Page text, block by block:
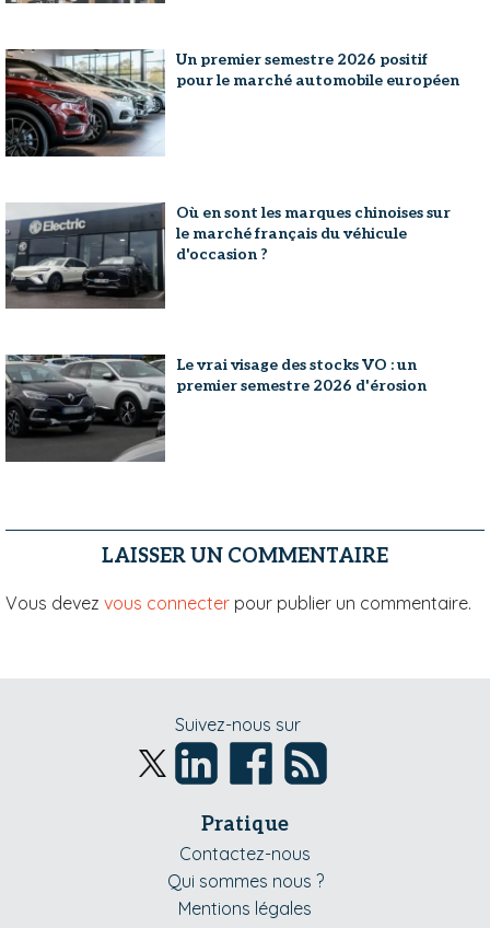
Un premier semestre 2026 positif
pour le marché automobile européen
Où en sont les marques chinoises sur
le marché français du véhicule
d'occasion ?
Le vrai visage des stocks VO : un
premier semestre 2026 d'érosion
LAISSER UN COMMENTAIRE
Vous devez vous connecter pour publier un commentaire.
Suivez-nous sur
Pratique
Contactez-nous
Qui sommes nous ?
Mentions légales